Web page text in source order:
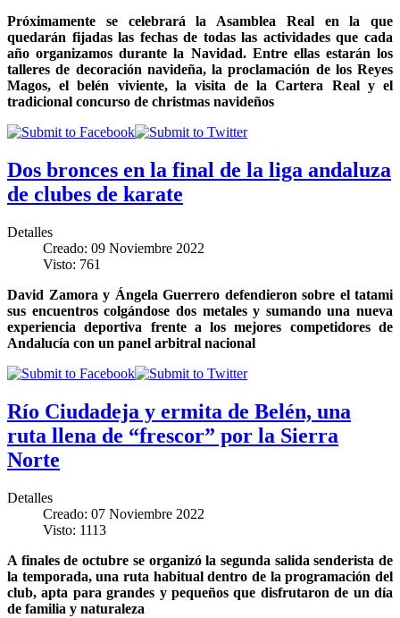
Próximamente se celebrará la Asamblea Real en la que
quedarán fijadas las fechas de todas las actividades que cada
año organizamos durante la Navidad. Entre ellas estarán los
talleres de decoración navideña, la proclamación de los Reyes
Magos, el belén viviente, la visita de la Cartera Real y el
tradicional concurso de christmas navideños
Dos bronces en la final de la liga andaluza
de clubes de karate
Detalles
Creado: 09 Noviembre 2022
Visto: 761
David Zamora y Ángela Guerrero defendieron sobre el tatami
sus encuentros colgándose dos metales y sumando una nueva
experiencia deportiva frente a los mejores competidores de
Andalucía con un panel arbitral nacional
Río Ciudadeja y ermita de Belén, una
ruta llena de “frescor” por la Sierra
Norte
Detalles
Creado: 07 Noviembre 2022
Visto: 1113
A finales de octubre se organizó la segunda salida senderista de
la temporada, una ruta habitual dentro de la programación del
club, apta para grandes y pequeños que disfrutaron de un día
de familia y naturaleza